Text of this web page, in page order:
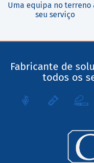
Uma equipa no terreno
seu serviço
Fabricante de
todos os